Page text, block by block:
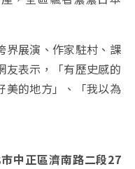
界展演、作家駐村、課
友表示，「有歷史感的
美的地方」、「我以為
中正區濟南路二段27